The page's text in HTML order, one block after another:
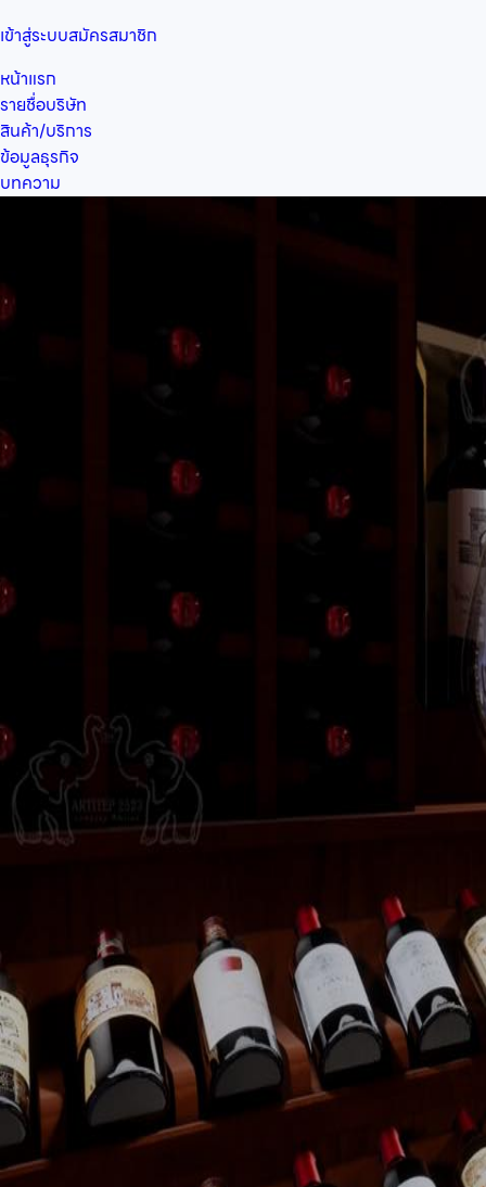
เข้าสู่ระบบสมัครสมาชิก
หน้าแรก
รายชื่อบริษัท
สินค้า/บริการ
ข้อมูลธุรกิจ
บทความ